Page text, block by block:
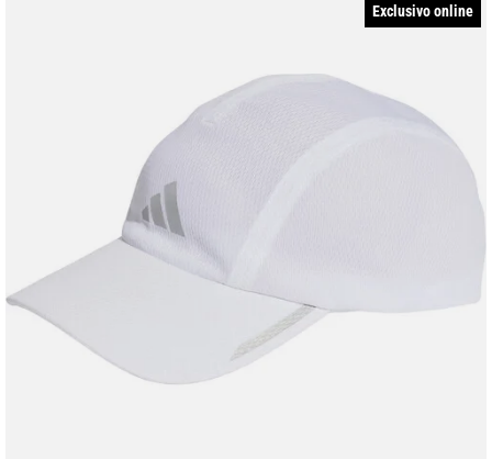
Exclusivo online